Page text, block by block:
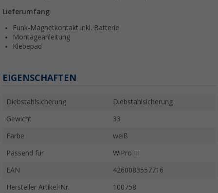
Lieferumfang
Funk-Magnetkontakt inkl. Batterie
Montageanleitung
Klebepad
EIGENSCHAFTEN
Diebstahlsicherung Diebstahlsicherung
Gewicht 33
Farbe weiß
Passend für WiPro III
EAN 4260083557716
Hersteller Artikel-Nr. 100758